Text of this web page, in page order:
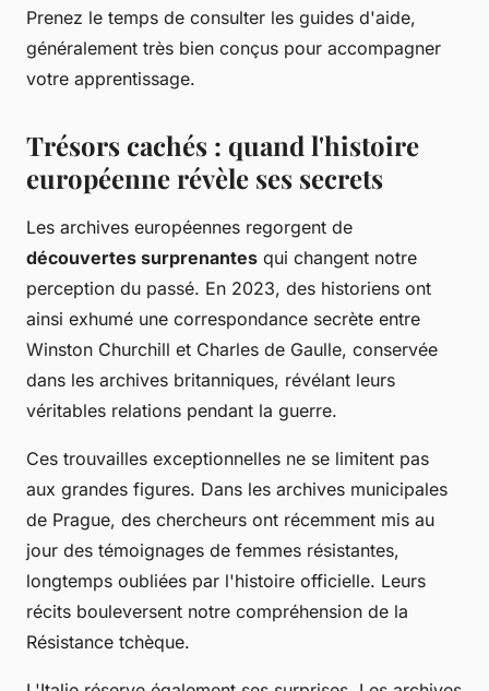
Prenez le temps de consulter les guides d'aide,
généralement très bien conçus pour accompagner
votre apprentissage.
Trésors cachés : quand l'histoire
européenne révèle ses secrets
Les archives européennes regorgent de
découvertes surprenantes qui changent notre
perception du passé. En 2023, des historiens ont
ainsi exhumé une correspondance secrète entre
Winston Churchill et Charles de Gaulle, conservée
dans les archives britanniques, révélant leurs
véritables relations pendant la guerre.
Ces trouvailles exceptionnelles ne se limitent pas
aux grandes figures. Dans les archives municipales
de Prague, des chercheurs ont récemment mis au
jour des témoignages de femmes résistantes,
longtemps oubliées par l'histoire officielle. Leurs
récits bouleversent notre compréhension de la
Résistance tchèque.